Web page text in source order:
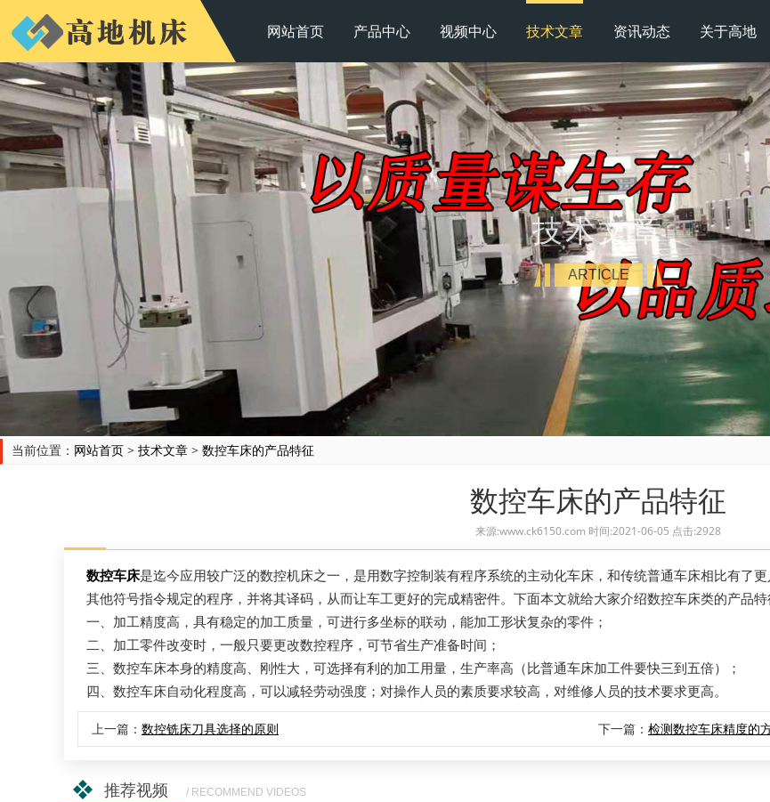
网站首页 产品中心 视频中心 技术文章 资讯动态 关于高地
技术文章
ARTICLE
当前位置： 网站首页 > 技术文章 > 数控车床的产品特征
数控车床的产品特征
来源:www.ck6150.com 时间:2021-06-05 点击:2928
数控车床是迄今应用较广泛的数控机床之一，是用数字控制装有程序系统的主动化车床，和传统普通车床相比有了
其他符号指令规定的程序，并将其译码，从而让车工更好的完成精密件。下面本文就给大家介绍数控车床类的产品特
一、加工精度高，具有稳定的加工质量，可进行多坐标的联动，能加工形状复杂的零件；
二、加工零件改变时，一般只要更改数控程序，可节省生产准备时间；
三、数控车床本身的精度高、刚性大，可选择有利的加工用量，生产率高（比普通车床加工件要快三到五倍）；
四、数控车床自动化程度高，可以减轻劳动强度；对操作人员的素质要求较高，对维修人员的技术要求更高。
上一篇： 数控铣床刀具选择的原则 下一篇： 检测数控车床精度的
推荐视频 / RECOMMEND VIDEOS